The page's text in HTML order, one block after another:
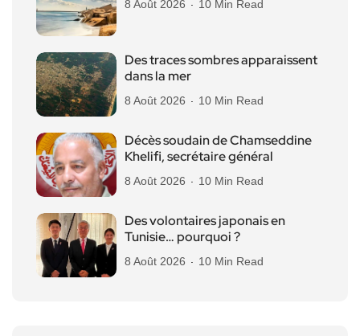
8 Août 2026 10 Min Read
Des traces sombres apparaissent
dans la mer
8 Août 2026 10 Min Read
Décès soudain de Chamseddine
Khelifi, secrétaire général
8 Août 2026 10 Min Read
Des volontaires japonais en
Tunisie… pourquoi ?
8 Août 2026 10 Min Read